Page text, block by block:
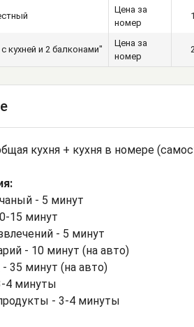
Цена за
номер
кухней и 2 балконами"
Цена за
номер
кухня + кухня в номере
- 5 минут
15 минут
- 5 минут
- 10 минут (на авто)
- 35 минут (на авто)
4 минуты
- 3-4 минуты